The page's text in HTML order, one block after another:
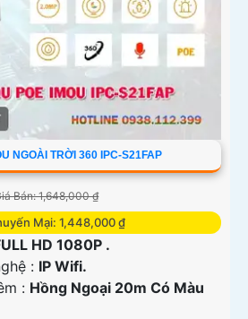
NGOÀI TRỜI 360 IPC-S21FAP
Bán: 1,648,000 ₫
Mại: 1,448,000 ₫
HD 1080P .
: IP Wifi.
: Hồng Ngoại 20m Có Màu